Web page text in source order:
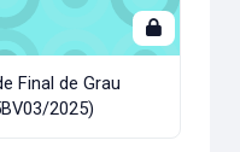
Final de Grau
2025)